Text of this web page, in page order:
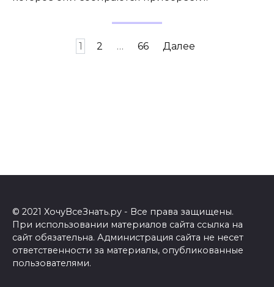
1 2 … 66 Далее
© 2021 ХочуВсеЗнать.ру - Все права защищены.
При использовании материалов сайта ссылка на
сайт обязательна. Администрация сайта не несет
ответственности за материалы, опубликованные
пользователями.